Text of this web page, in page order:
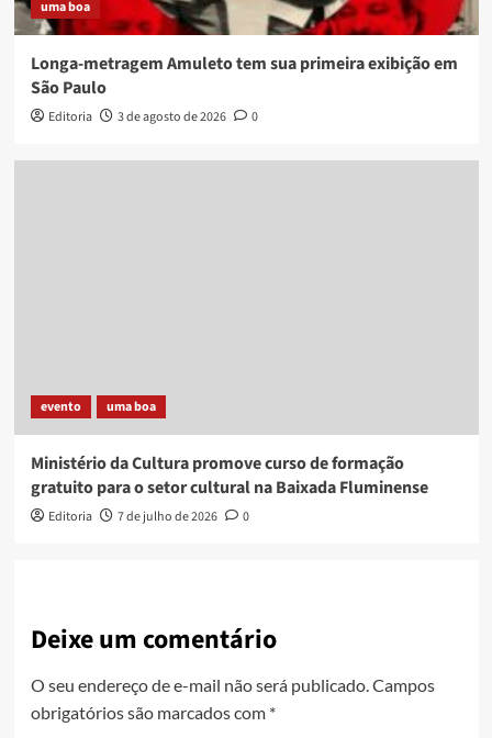
uma boa
Longa-metragem Amuleto tem sua primeira exibição em
São Paulo
Editoria 3 de agosto de 2026 0
evento uma boa
Ministério da Cultura promove curso de formação
gratuito para o setor cultural na Baixada Fluminense
Editoria 7 de julho de 2026 0
Deixe um comentário
O seu endereço de e-mail não será publicado. Campos
obrigatórios são marcados com *